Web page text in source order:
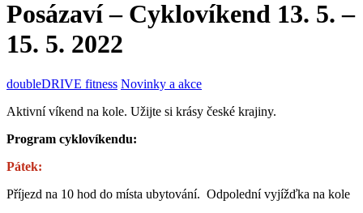
Posázaví – Cyklovíkend 13. 5. –
15. 5. 2022
doubleDRIVE fitness Novinky a akce
Aktivní víkend na kole. Užijte si krásy české krajiny.
Program cyklovíkendu:
Pátek:
Příjezd na 10 hod do místa ubytování. Odpolední vyjížďka na kole